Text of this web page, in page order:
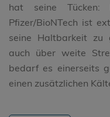
hat seine Tücken:
Pfizer/BioNTech ist
seine Haltbarkeit zu
auch über weite
bedarf es einerseits
einen zusätzlichen